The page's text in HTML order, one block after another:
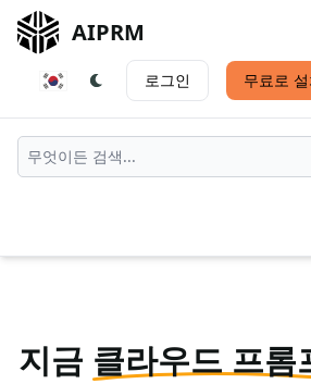
AIPRM
로그인 무료로 설
지금 클라우드 프롬